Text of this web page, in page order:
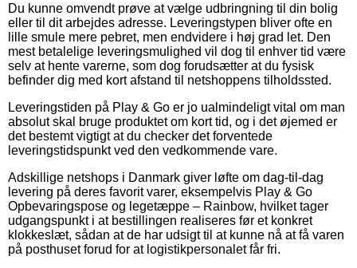
Du kunne omvendt prøve at vælge udbringning til din bolig
eller til dit arbejdes adresse. Leveringstypen bliver ofte en
lille smule mere pebret, men endvidere i høj grad let. Den
mest betalelige leveringsmulighed vil dog til enhver tid være
selv at hente varerne, som dog forudsætter at du fysisk
befinder dig med kort afstand til netshoppens tilholdssted.
Leveringstiden på Play & Go er jo ualmindeligt vital om man
absolut skal bruge produktet om kort tid, og i det øjemed er
det bestemt vigtigt at du checker det forventede
leveringstidspunkt ved den vedkommende vare.
Adskillige netshops i Danmark giver løfte om dag-til-dag
levering på deres favorit varer, eksempelvis Play & Go
Opbevaringspose og legetæppe – Rainbow, hvilket tager
udgangspunkt i at bestillingen realiseres før et konkret
klokkeslæt, sådan at de har udsigt til at kunne nå at få varen
på posthuset forud for at logistikpersonalet får fri.